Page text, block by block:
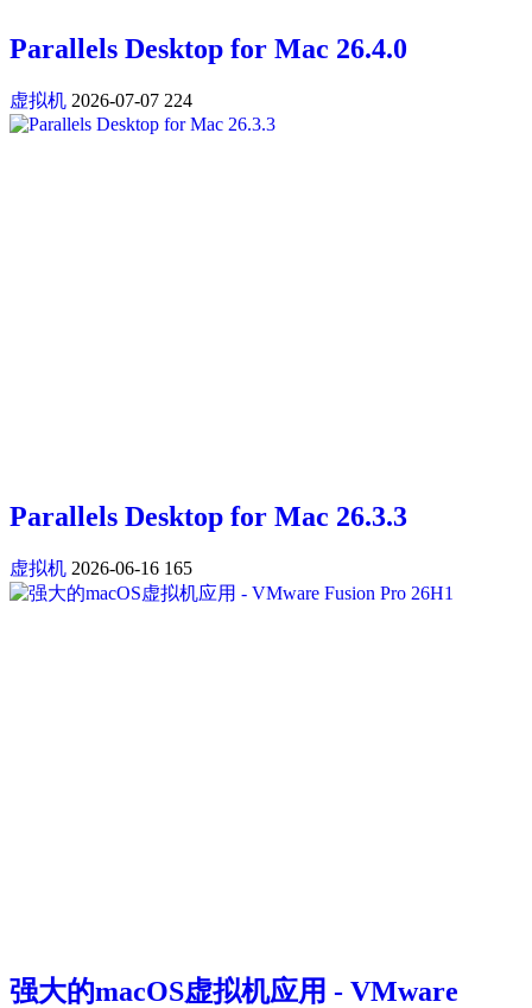
Parallels Desktop for Mac 26.4.0
虚拟机 2026-07-07 224
Parallels Desktop for Mac 26.3.3
虚拟机 2026-06-16 165
强大的macOS虚拟机应用 - VMware